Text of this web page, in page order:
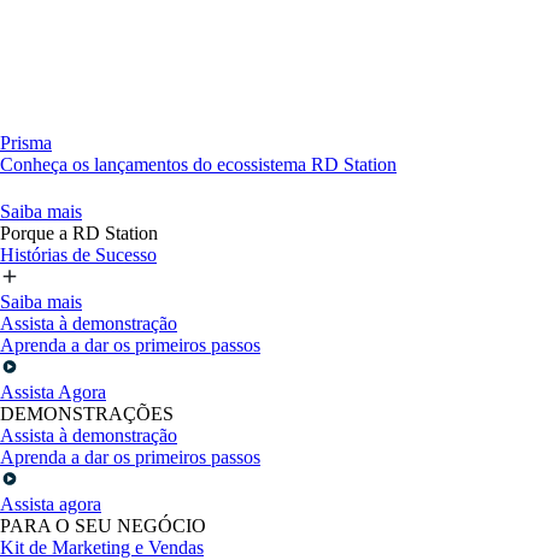
Prisma
Conheça os lançamentos do ecossistema RD Station
Saiba mais
Porque a RD Station
Histórias de Sucesso
Saiba mais
Assista à demonstração
Aprenda a dar os primeiros passos
Assista Agora
DEMONSTRAÇÕES
Assista à demonstração
Aprenda a dar os primeiros passos
Assista agora
PARA O SEU NEGÓCIO
Kit de Marketing e Vendas